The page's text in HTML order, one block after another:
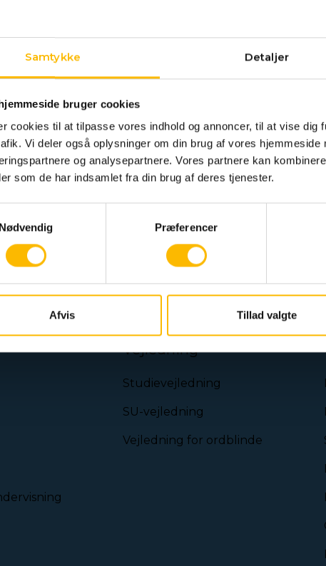
Samtykke Detaljer
bruger cookies
cookies til at tilpasse vores indhold og annoncer, til at vise dig
Vi deler også oplysninger om din brug af vores
og analysepartnere. Vores partnere kan
som de har indsamlet fra din brug af deres tjenester.
Nødvendig
Præferencer
Afvis Tillad valgte
Sikker
Vejledning
Studievejledning
SU-vejledning
Vejledning for ordblinde